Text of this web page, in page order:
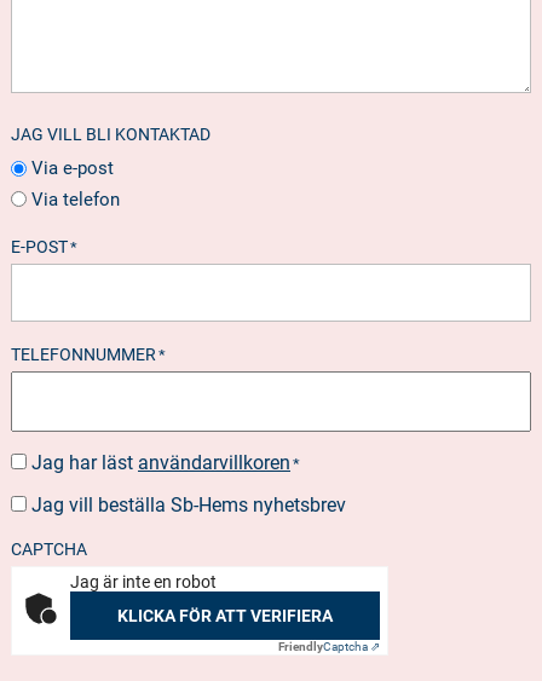
JAG VILL BLI KONTAKTAD
Via e-post
Via telefon
E-POST*
TELEFONNUMMER *
SUOSTUMUS *
Jag har läst användarvillkoren *
BESTÄLLA
Jag vill beställa Sb-Hems nyhetsbrev
CAPTCHA
Jag är inte en robot
KLICKA FÖR ATT VERIFIERA
FriendlyCaptcha ⇗